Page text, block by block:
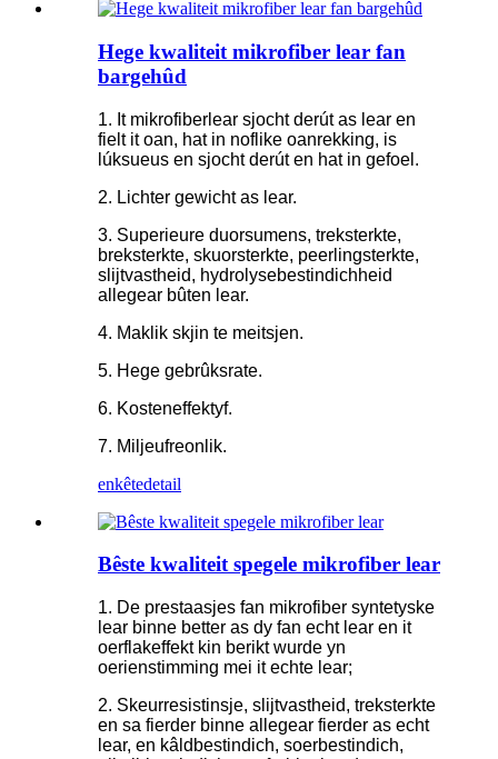
Hege kwaliteit mikrofiber lear fan
bargehûd
1. It mikrofiberlear sjocht derút as lear en
fielt it oan, hat in noflike oanrekking, is
lúksueus en sjocht derút en hat in gefoel.
2. Lichter gewicht as lear.
3. Superieure duorsumens, treksterkte,
breksterkte, skuorsterkte, peerlingsterkte,
slijtvastheid, hydrolysebestindichheid
allegear bûten lear.
4. Maklik skjin te meitsjen.
5. Hege gebrûksrate.
6. Kosteneffektyf.
7. Miljeufreonlik.
enkêtedetail
Bêste kwaliteit spegele mikrofiber lear
1. De prestaasjes fan mikrofiber syntetyske
lear binne better as dy fan echt lear en it
oerflakeffekt kin berikt wurde yn
oerienstimming mei it echte lear;
2. Skeurresistinsje, slijtvastheid, treksterkte
en sa fierder binne allegear fierder as echt
lear, en kâldbestindich, soerbestindich,